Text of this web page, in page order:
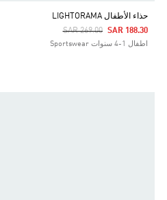
حذاء الأطفال LIGHTORAMA
Price Reduced From
SAR 269.00ToSAR 188.30
اطفال 1-4 سنوات Sportswear